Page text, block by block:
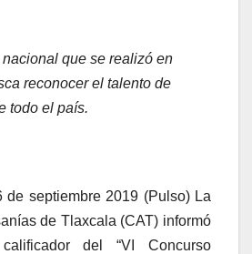
que se realizó en
reconocer el talento de
todo el país.
de septiembre 2019 (Pulso) La
de Tlaxcala (CAT) informó
del “VI Concurso